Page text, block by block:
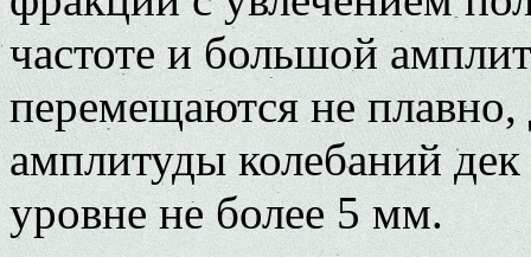
частоте и большой
перемещаются не
амплитуды колебаний
уровне не более 5 мм.